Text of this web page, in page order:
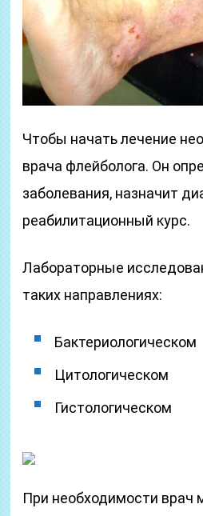
Чтобы начать лечение
врача флейболога. Он
заболевания, назначит
реабилитационный курс.
Лабораторные
таких направлениях:
Бактериологическом
Цитологическом
Гистологическом
При необходимости врач